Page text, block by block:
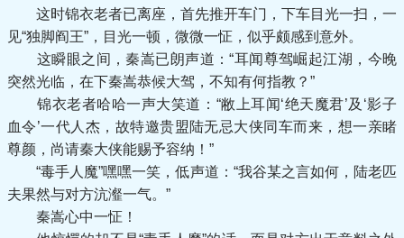
这时锦衣老者已离座，首先推开车门，下车目光一扫，一
见“独脚阎王”，目光一顿，微微一怔，似乎颇感到意外。
这瞬眼之间，秦嵩已朗声道：“耳闻尊驾崛起江湖，今晚
突然光临，在下秦嵩恭候大驾，不知有何指教？”
锦衣老者哈哈一声大笑道：“敝上耳闻‘绝天魔君’及‘影子
血令’一代人杰，故特邀贵盟陆无忌大侠同车而来，想一亲睹
尊颜，尚请秦大侠能赐予容纳！”
“毒手人魔”嘿嘿一笑，低声道：“我谷某之言如何，陆老匹
夫果然与对方沆瀣一气。”
秦嵩心中一怔！